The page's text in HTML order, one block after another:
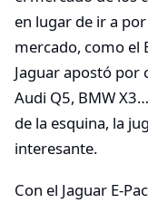
en lugar de ir a
mercado, como el
Jaguar apostó por
Audi Q5, BMW
de la esquina, la
interesante.
Con el Jaguar E-